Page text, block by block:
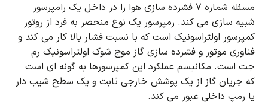
مسئله شماره 7 فشرده سازی هوا را در داخل یک رامپرسور
شبیه سازی می کند. رمپرسور یک نوع منحصر به فرد از روتور
کمپرسور اولتراسونیک است که با نسبت فشار بالا کار می کند و
فناوری موتور و فشرده سازی گاز موج شوک اولتراسونیک رم
جت است. مکانیسم عملکرد این کمپرسورها به گونه ای است
که جریان گاز از یک پوشش خارجی ثابت و یک سطح شیب دار
یا رمپ داخلی عبور می کند.